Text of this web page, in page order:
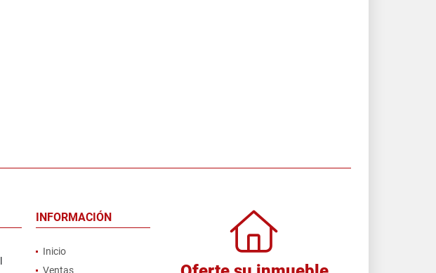
INFORMACIÓN
Inicio
Ventas